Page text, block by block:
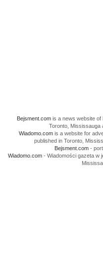
Bejsment.comis a news website of
Toronto, Mississauga
Wiadomo.comis a website for
published in Toronto,
Bejsment.com-
Wiadomo.com- Wiadomości gazeta w